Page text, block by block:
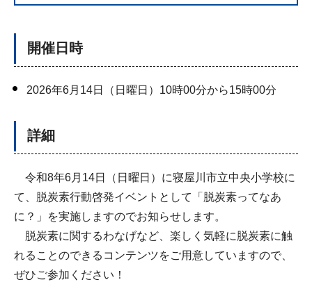
開催日時
2026年6月14日（日曜日）10時00分から15時00分
詳細
令和8年6月14日（日曜日）に寝屋川市立中央小学校に
て、脱炭素行動啓発イベントとして「脱炭素ってなあ
に？」を実施しますのでお知らせします。
脱炭素に関するわなげなど、楽しく気軽に脱炭素に触
れることのできるコンテンツをご用意していますので、
ぜひご参加ください！